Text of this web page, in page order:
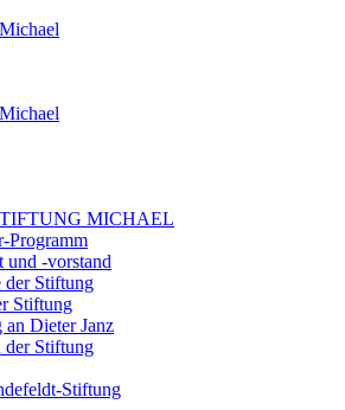
MICHAEL
Programm
und -vorstand
der Stiftung
Stiftung
an Dieter Janz
der Stiftung
Stiftung